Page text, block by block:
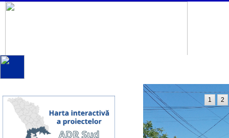
1 2